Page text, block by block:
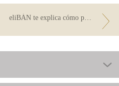
eliBÁN te explica cómo puedes cancelar tu hipoteca